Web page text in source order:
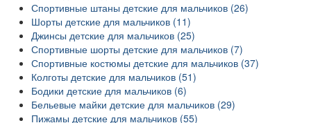
Спортивные штаны детские для мальчиков (26)
Шорты детские для мальчиков (11)
Джинсы детские для мальчиков (25)
Спортивные шорты детские для мальчиков (7)
Спортивные костюмы детские для мальчиков (37)
Колготы детские для мальчиков (51)
Бодики детские для мальчиков (6)
Бельевые майки детские для мальчиков (29)
Пижамы детские для мальчиков (55)